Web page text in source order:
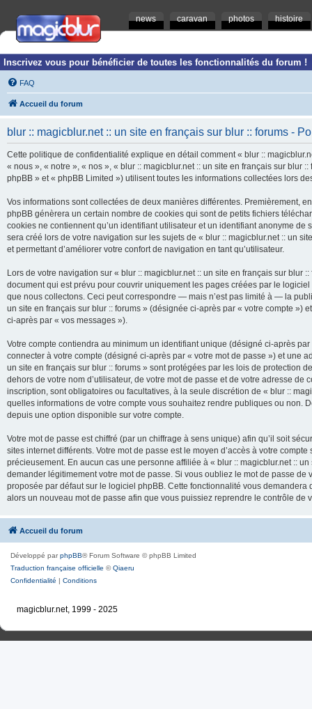
news caravan photos histoire
Inscrivez vous pour bénéficier de toutes les fonctionnalités du forum !
FAQ
Accueil du forum
blur :: magicblur.net :: un site en français sur blur :: forums -
Cette politique de confidentialité explique en détail comment « blur ::
« nous », « notre », « nos », « blur :: magicblur.net :: un site en français sur blur
phpBB » et « phpBB Limited ») utilisent toutes les informations collectées lors
Vos informations sont collectées de deux manières différentes. Premièrement,
phpBB génèrera un certain nombre de cookies qui sont de petits fichiers
cookies ne contiennent qu’un identifiant utilisateur et un identifiant anonyme
sera créé lors de votre navigation sur les sujets de « blur :: magicblur.net :: un
et permettant d’améliorer votre confort de navigation en tant qu’utilisateur.
Lors de votre navigation sur « blur :: magicblur.net :: un site en français sur
document qui est prévu pour couvrir uniquement les pages créées par le
que nous collectons. Ceci peut correspondre — mais n’est pas limité à — la
un site en français sur blur :: forums » (désignée ci-après par « votre compte
ci-après par « vos messages »).
Votre compte contiendra au minimum un identifiant unique (désigné ci-après
connecter à votre compte (désigné ci-après par « votre mot de passe ») et une
un site en français sur blur :: forums » sont protégées par les lois de protection
dehors de votre nom d’utilisateur, de votre mot de passe et de votre adresse
inscription, sont obligatoires ou facultatives, à la seule discrétion de « blur ::
quelles informations de votre compte vous souhaitez rendre publiques ou non.
depuis une option disponible sur votre compte.
Votre mot de passe est chiffré (par un chiffrage à sens unique) afin qu’il soit
sites internet différents. Votre mot de passe est le moyen d’accès à votre
précieusement. En aucun cas une personne affiliée à « blur :: magicblur.net ::
demander légitimement votre mot de passe. Si vous oubliez le mot de passe
proposée par défaut sur le logiciel phpBB. Cette fonctionnalité vous
alors un nouveau mot de passe afin que vous puissiez reprendre le contrôle de
Accueil du forum
Développé parphpBB® Forum Software © phpBB Limited
Traduction française officielle ©Qiaeru
Confidentialité | Conditions
magicblur.net, 1999 - 2025